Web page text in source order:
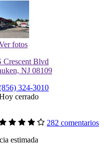
fotos
Crescent Blvd
NJ 08109
324-3010
cerrado
282 comentarios
estimada